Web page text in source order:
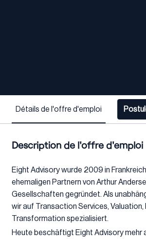
Détails de l'offre d'emploi
Description de l'offre d'emploi
Eight Advisory wurde 2009 in
ehemaligen Partnern von Arthur
Gesellschaften gegründet. Als
wir auf Transaction Services, Valuation,
Transformation spezialisiert.
Heute beschäftigt Eight Advisory mehr